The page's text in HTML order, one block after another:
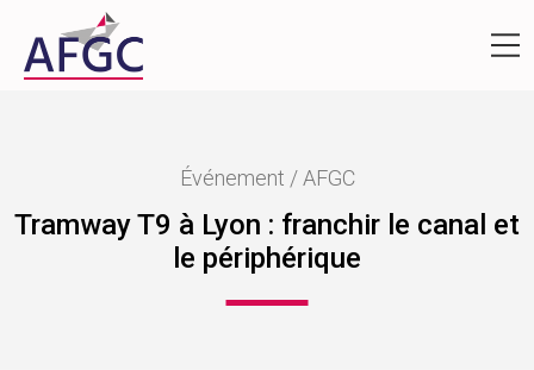
Événement / AFGC
Tramway T9 à Lyon : franchir le canal et
le périphérique